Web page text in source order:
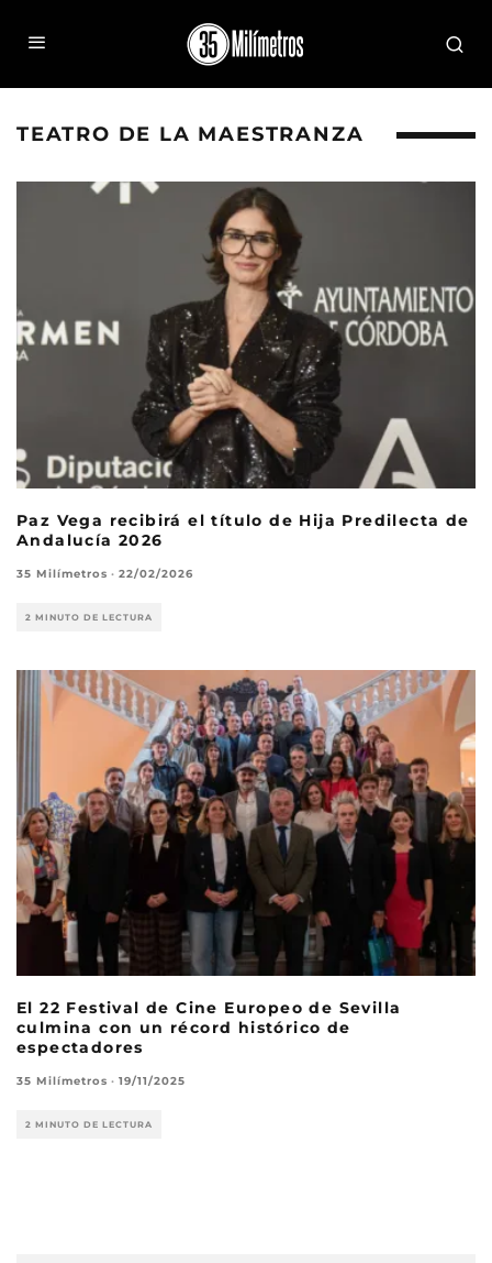
TEATRO DE LA MAESTRANZA
Paz Vega recibirá el título de Hija Predilecta de
Andalucía 2026
35 Milímetros · 22/02/2026
2 MINUTO DE LECTURA
El 22 Festival de Cine Europeo de Sevilla
culmina con un récord histórico de
espectadores
35 Milímetros · 19/11/2025
2 MINUTO DE LECTURA